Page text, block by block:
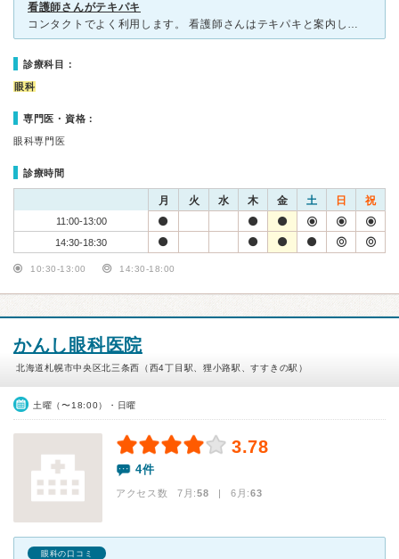
看護師さんがテキパキ
コンタクトでよく利用します。 看護師さんはテキパキと案内してくれます。 混んでいなければあっという間に診察や会計も終わります。仕事の昼休みにも利用したことがあります。 先生もとてもサバサバしてい
診療科目：
眼科
専門医・資格：
眼科専門医
診療時間
月 火 水 木 金 土 日 祝
11:00-13:00
14:30-18:30
10:30-13:00 14:30-18:00
かんし眼科医院
北海道札幌市中央区北三条西（西4丁目駅、狸小路駅、すすきの駅）
土曜（〜18:00）・日曜
3.78
4件
アクセス数 7月:58 | 6月:63
眼科の口コミ